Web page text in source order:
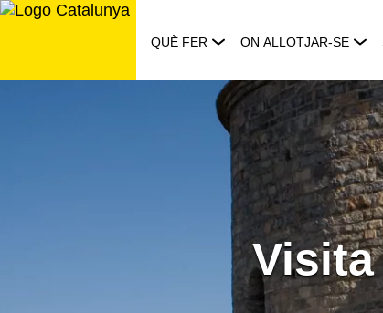
Saltar
QUÈ FER ON ALLOTJAR-SE